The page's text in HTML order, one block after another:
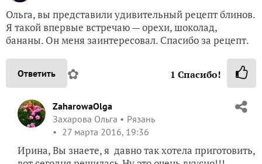
Ольга, вы представили удивительный рецепт блинов.
Я такой впервые встречаю — орехи, шоколад,
бананы. Он меня заинтересовал. Спасибо за рецепт.
Ответить ✿ 1 Спасибо!
ZaharowaOlga
Захарова Ольга
Рязань
27 марта 2016, 19:36
Ирина, Вы знаете, я давно так хотела приготовить,